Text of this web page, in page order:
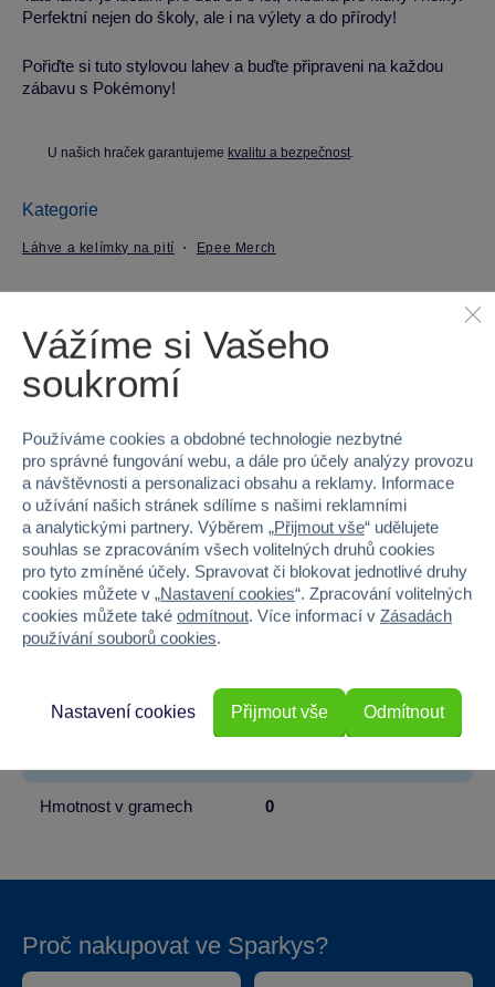
Perfektní nejen do školy, ale i na výlety a do přírody!
Pořiďte si tuto stylovou lahev a buďte připraveni na každou
zábavu s Pokémony!
U našich hraček garantujeme kvalitu a bezpečnost.
Kategorie
Láhve a kelímky na pití Epee Merch
Značka Epee Merch
Licence Pokémon
Věk od 6
Pohlaví HOLKA, KLUK
Výška 26
Hmotnost v gramech 0
Proč nakupovat ve Sparkys?
Vážíme si Vašeho
soukromí
Používáme cookies a obdobné technologie nezbytné
pro správné fungování webu, a dále pro účely analýzy provozu
a návštěvnosti a personalizaci obsahu a reklamy. Informace
o užívání našich stránek sdílíme s našimi reklamními
a analytickými partnery. Výběrem „Přijmout vše“ udělujete
souhlas se zpracováním všech volitelných druhů cookies
pro tyto zmíněné účely. Spravovat či blokovat jednotlivé druhy
cookies můžete v „Nastavení cookies“. Zpracování volitelných
cookies můžete také odmítnout. Více informací v Zásadách
používání souborů cookies.
Odmítnout
Nastavení cookies Přijmout vše